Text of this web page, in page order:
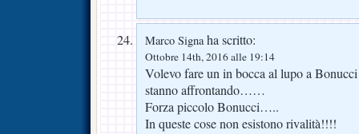
Marco Signaha scritto:
Ottobre 14th, 2016 alle 19:14
Volevo fare un in bocca al lupo a
stanno affrontando……
Forza piccolo Bonucci…..
In queste cose non esistono rivalità!!!!